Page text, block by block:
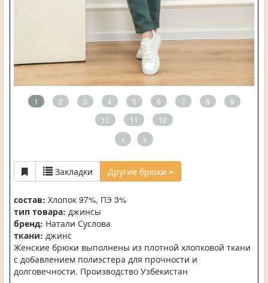
1 2 3 4 5 6 7 8
9
10
11 12
< >
Закладки Другие брюки
состав: Хлопок 97%, ПЭ 3%
тип товара: джинсы
бренд: Натали Суслова
ткани: джинс
Женские брюки выполнены из плотной хлопковой ткани
с добавлением полиэстера для прочности и
долговечности. Производство Узбекистан